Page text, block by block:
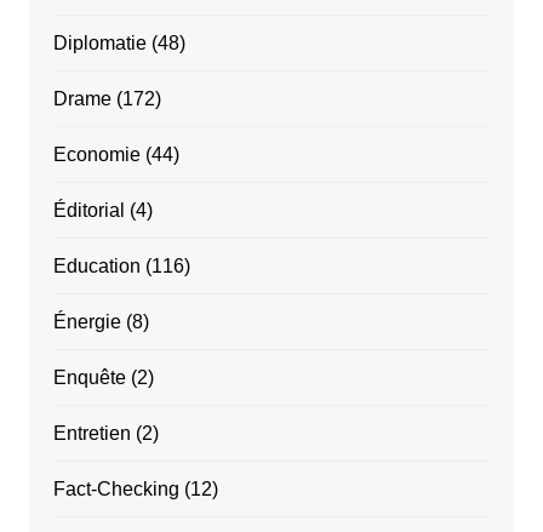
Diplomatie(48)
Drame(172)
Economie(44)
Éditorial (4)
Education (116)
Énergie(8)
Enquête(2)
Entretien (2)
Fact-Checking (12)